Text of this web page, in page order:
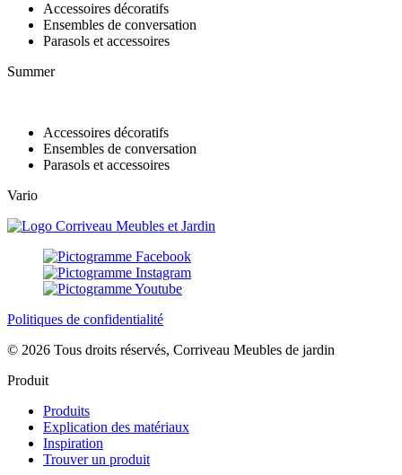
Accessoires décoratifs
Ensembles de conversation
Parasols et accessoires
Summer
Accessoires décoratifs
Ensembles de conversation
Parasols et accessoires
Vario
Politiques de confidentialité
© 2026 Tous droits réservés, Corriveau Meubles de jardin
Produit
Produits
Explication des matériaux
Inspiration
Trouver un produit